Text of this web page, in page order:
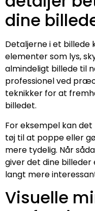
dine
Detaljerne i et billede
elementer som lys,
almindeligt billede til
professionel ved
teknikker for at
billedet.
For eksempel kan
tøj til at poppe eller
mere tydelig. Når
giver det dine
langt mere
Visuelle